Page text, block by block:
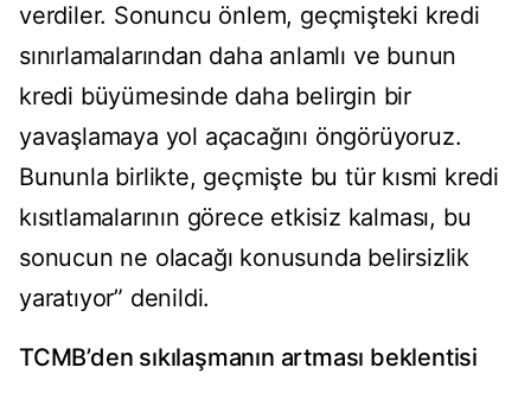
verdiler. Sonuncu önlem, geçmişteki kredi
sınırlamalarından daha anlamlı ve bunun
kredi büyümesinde daha belirgin bir
yavaşlamaya yol açacağını öngörüyoruz.
Bununla birlikte, geçmişte bu tür kısmi kredi
kısıtlamalarının görece etkisiz kalması, bu
sonucun ne olacağı konusunda belirsizlik
yaratıyor” denildi.
TCMB’den sıkılaşmanın artması beklentisi